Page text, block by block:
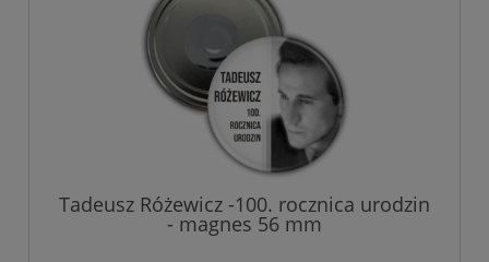
Tadeusz Różewicz -100. rocznica urodzin
- magnes 56 mm